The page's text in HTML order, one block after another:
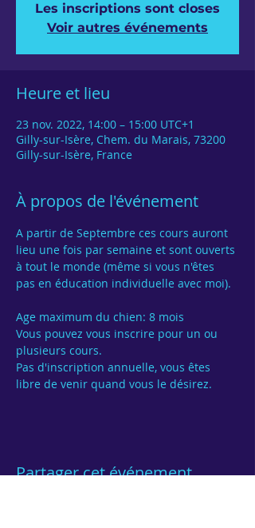
Les inscriptions sont closes
Voir autres événements
Heure et lieu
23 nov. 2022, 14:00 – 15:00 UTC+1
Gilly-sur-Isère, Chem. du Marais, 73200
Gilly-sur-Isère, France
À propos de l'événement
A partir de Septembre ces cours auront
lieu une fois par semaine et sont ouverts
à tout le monde (même si vous n'êtes
pas en éducation individuelle avec moi).
Age maximum du chien: 8 mois
Vous pouvez vous inscrire pour un ou
Pas d'inscription annuelle, vous êtes
Partager cet événement